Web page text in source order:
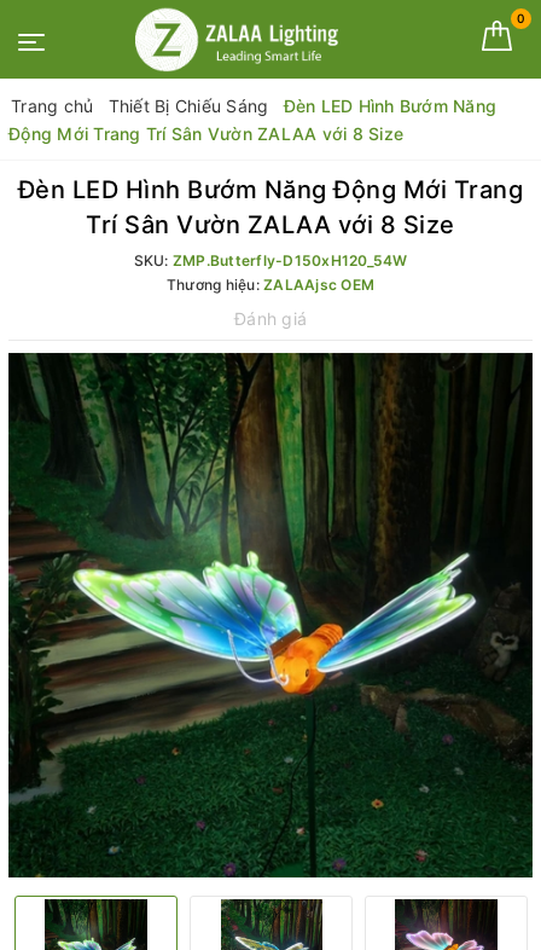
0
Trang chủ Thiết Bị Chiếu Sáng
Đèn LED Hình Bướm Năng
Động Mới Trang Trí Sân Vườn ZALAA với 8 Size
Đèn LED Hình Bướm Năng Động Mới Trang
Trí Sân Vườn ZALAA với 8 Size
SKU: ZMP.Butterfly-D150xH120_54W
Thương hiệu:ZALAAjsc OEM
Đánh giá